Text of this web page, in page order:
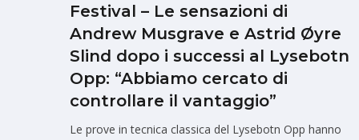
Festival – Le sensazioni di
Andrew Musgrave e Astrid Øyre
Slind dopo i successi al Lysebotn
Opp: “Abbiamo cercato di
controllare il vantaggio”
Le prove in tecnica classica del Lysebotn Opp hanno